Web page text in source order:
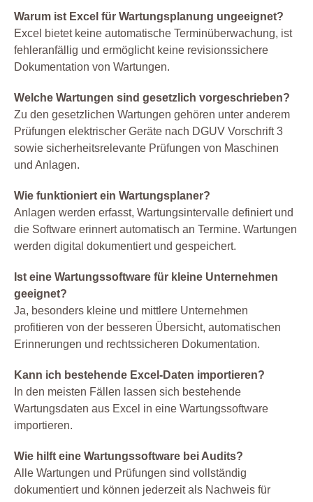
Warum ist Excel für Wartungsplanung ungeeignet?
Excel bietet keine automatische Terminüberwachung, ist
fehleranfällig und ermöglicht keine revisionssichere
Dokumentation von Wartungen.
Welche Wartungen sind gesetzlich vorgeschrieben?
Zu den gesetzlichen Wartungen gehören unter anderem
Prüfungen elektrischer Geräte nach DGUV Vorschrift 3
sowie sicherheitsrelevante Prüfungen von Maschinen
und Anlagen.
Wie funktioniert ein Wartungsplaner?
Anlagen werden erfasst, Wartungsintervalle definiert und
die Software erinnert automatisch an Termine. Wartungen
werden digital dokumentiert und gespeichert.
Ist eine Wartungssoftware für kleine Unternehmen
geeignet?
Ja, besonders kleine und mittlere Unternehmen
profitieren von der besseren Übersicht, automatischen
Erinnerungen und rechtssicheren Dokumentation.
Kann ich bestehende Excel-Daten importieren?
In den meisten Fällen lassen sich bestehende
Wartungsdaten aus Excel in eine Wartungssoftware
importieren.
Wie hilft eine Wartungssoftware bei Audits?
Alle Wartungen und Prüfungen sind vollständig
dokumentiert und können jederzeit als Nachweis für